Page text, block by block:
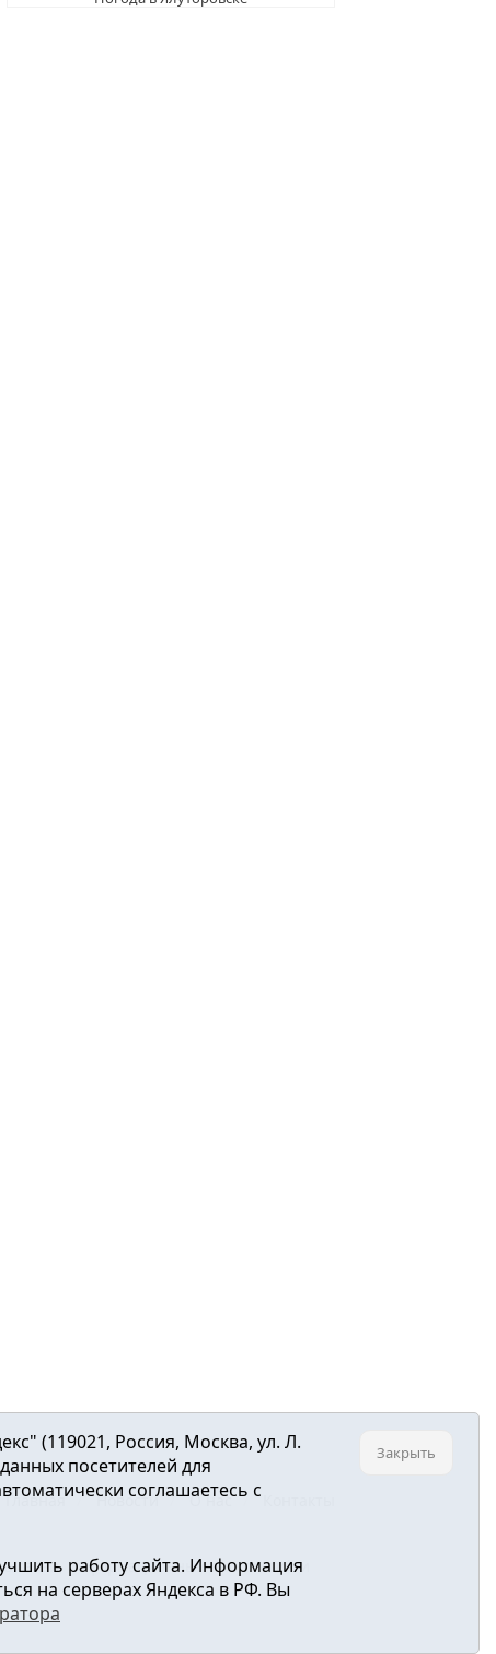
Главная Новости О нас
связи, информационных технологий и
(119021, Россия, Москва, ул. Л.
посетителей для
соглашаетесь с
работу сайта. Информация
на серверах Яндекса в РФ. Вы
Закрыть